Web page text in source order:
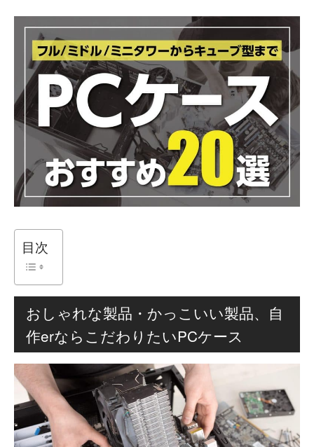
目次
おしゃれな製品・かっこいい製品、自
作erならこだわりたいPCケース